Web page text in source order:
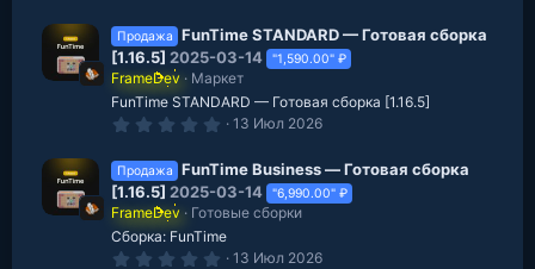
0
з
в
е
з
д
Продажа
FunTime STANDARD — Готовая сборка
[1.16.5] 2025-03-14 "1,590.00" ₽
FrameDev
Маркет
FunTime STANDARD — Готовая сборка [1.16.5]
0
0
з
в
е
з
д
13 Июл 2026
Продажа
FunTime Business — Готовая сборка
[1.16.5] 2025-03-14 "6,990.00" ₽
FrameDev
Готовые сборки
Сборка: FunTime
0 13 Июл 2026